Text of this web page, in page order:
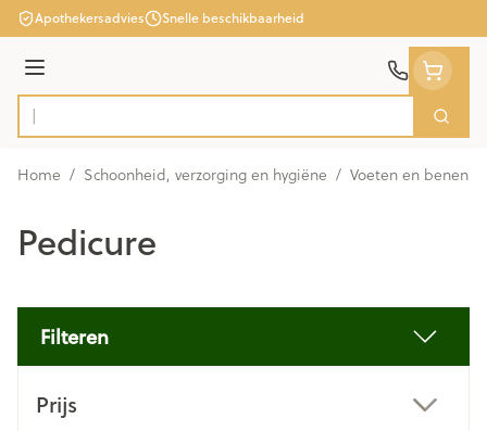
Ga naar de inhoud
Apothekersadvies Snelle beschikbaarheid
Menu
Product, merk, categorie...
Zoek
Home / Schoonheid, verzorging en hygiëne / Voeten en benen
Pedicure
Filteren
Prijs